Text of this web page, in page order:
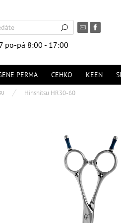
po-pá 8:00 - 17:00
PERMA CEHKO KEEN
Hinshitsu HR30-60